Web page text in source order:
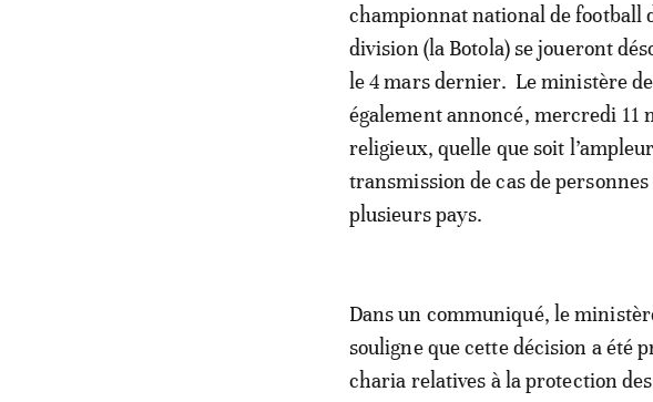
championnat national de football
division (la Botola) se joueront
le 4 mars dernier. Le ministère
également annoncé, mercredi 11
religieux, quelle que soit
transmission de cas de
plusieurs pays.
Dans un communiqué, le
souligne que cette décision a été
charia relatives à la protection